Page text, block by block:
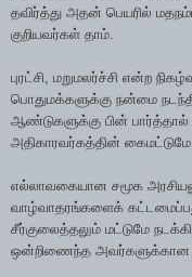
தவிர்த்து அதன் பெயரில்
குறியவர்கள் தாம்.
புரட்சி, மறுமலர்ச்சி என்ற
பொதுமக்களுக்கு நன்மை
ஆண்டுகளுக்கு பின் பார்த்தால்
அதிகாரவர்கத்தின் கைமட்டுமே
எல்லாவகையான சமூக
வாழ்வாதரங்களைக்
சீர்குலைத்தலும் மட்டுமே
ஒன்றிணைந்த அவர்களுக்கான